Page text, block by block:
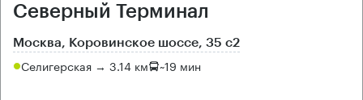
Северный Терминал
Москва, Коровинское шоссе, 35 с2
Селигерская → 3.14 км ~19 мин